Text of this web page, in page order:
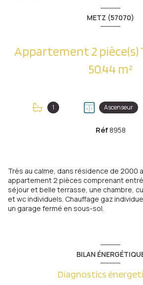
METZ (57070)
Appartement 2 pièce(s) 1 chambre(s)
50.44 m²
1 Ascenseur
Réf 8958
Très au calme, dans résidence de 2000
appartement 2 pièces comprenant
séjour et belle terrasse, une chambre,
et wc individuels. Chauffage gaz
un garage fermé en sous-sol.
BILAN
Diagnostics